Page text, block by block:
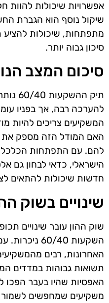
אפשרויות שיכולות להוות
שיקול נוסף הוא הגברת
מתפתחות, שיכולות להציע
סיכון גבוה יותר.
סיכום המצב
תיק
להערכה רבה, אך בפניו
המשקיעים צריכים להיות
האם המודל הזה מספק את
להם. עם התפתחות
הישראלי, כדאי לבחון גם
חדשות שיכולות להתאים
שינויים בשוק
שוק ההון עובר שינויים
השקעות 60/40
האחרונות, רבים
תשואות גבוהות במדדים
האפסיות שהיו בעבר הפכו
משקיעים שמחפשים